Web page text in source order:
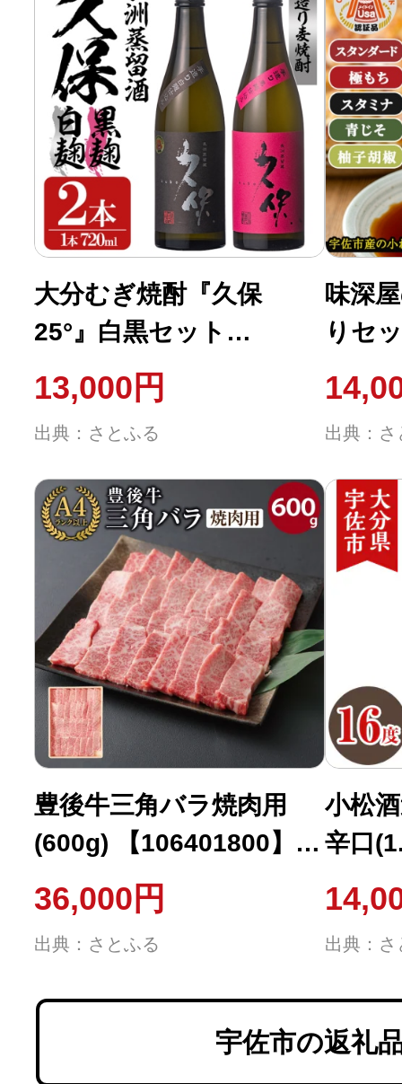
大分むぎ焼酎『久保
25°』白黒セット
(720ml×2本)
【100300200】【久保酒
蔵】
13,000円
出典：さとふる
味深
りセ
【
会】
出典：さ
豊後牛三角バラ焼肉用
(600g) 【106401800】
【まるひで】
36,000円
出典：さとふる
小松
辛口
【
ろた】
出典：さ
宇佐市の返礼